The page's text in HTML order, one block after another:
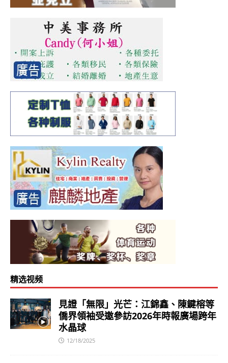
精选视频
見證「無限」光芒：江錦鑫、陳鍵榕等
僑界領袖受邀參訪2026年時報廣場跨年
水晶球
12/18/2025